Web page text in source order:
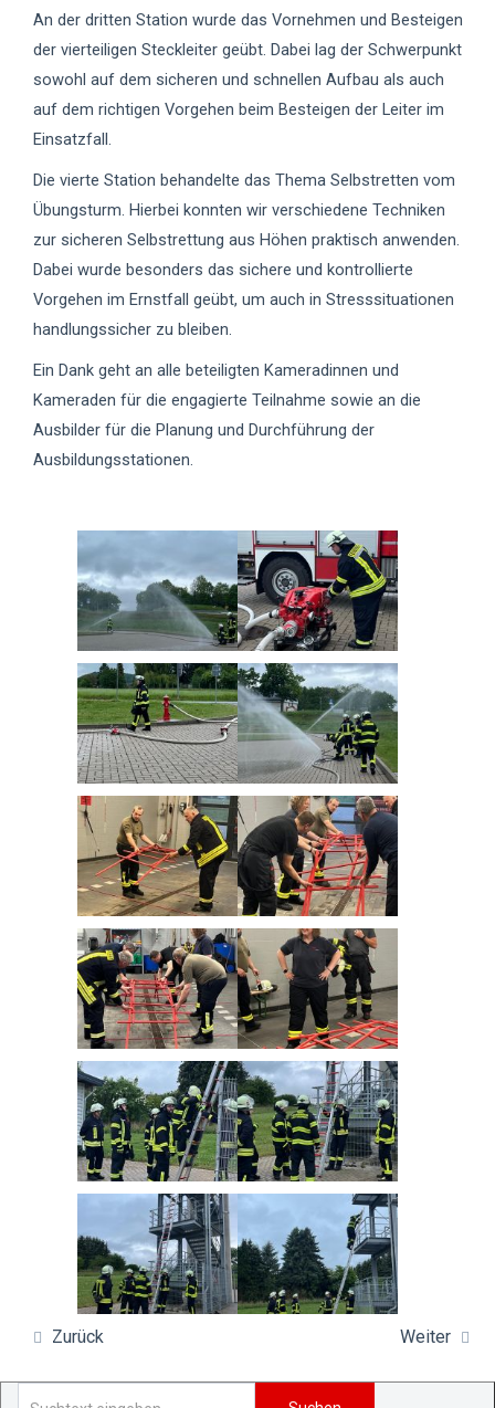
An der dritten Station wurde das Vornehmen und Besteigen
der vierteiligen Steckleiter geübt. Dabei lag der Schwerpunkt
sowohl auf dem sicheren und schnellen Aufbau als auch
auf dem richtigen Vorgehen beim Besteigen der Leiter im
Einsatzfall.
Die vierte Station behandelte das Thema Selbstretten vom
Übungsturm. Hierbei konnten wir verschiedene Techniken
zur sicheren Selbstrettung aus Höhen praktisch anwenden.
Dabei wurde besonders das sichere und kontrollierte
Vorgehen im Ernstfall geübt, um auch in Stresssituationen
handlungssicher zu bleiben.
Ein Dank geht an alle beteiligten Kameradinnen und
Kameraden für die engagierte Teilnahme sowie an die
Ausbilder für die Planung und Durchführung der
Ausbildungsstationen.
Zurück Weiter